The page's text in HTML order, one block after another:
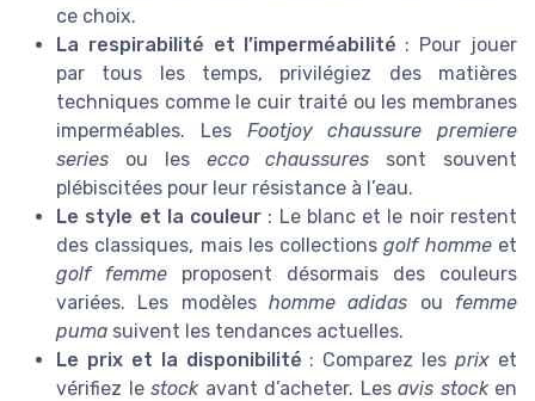
ce choix.
La respirabilité et l’imperméabilité : Pour jouer
par tous les temps, privilégiez des matières
techniques comme le cuir traité ou les membranes
imperméables. Les Footjoy chaussure
premiere
series ou les ecco chaussures sont souvent
plébiscitées pour leur résistance à l’eau.
Le style et la couleur : Le blanc et le noir restent
des classiques, mais les collectionsgolf hommeet
golf femme proposent désormais des couleurs
variées. Les modèles homme adidas ou femme
puma suivent les tendances actuelles.
Le prix et la disponibilité : Comparez lesprix et
vérifiez le stockavant d’acheter. Les avis stocken